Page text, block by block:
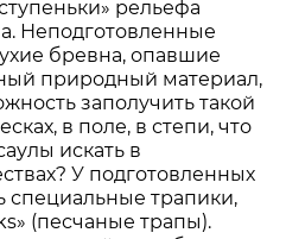
рельефа
Неподготовленные
бревна, опавшие
природный материал,
заполучить такой
в поле, в степи, что
искать в
У подготовленных
специальные трапики,
(песчаные трапы).